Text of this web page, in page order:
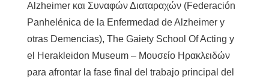
Alzheimer και Συναφών Διαταραχών (Federación
Panhelénica de la Enfermedad de Alzheimer y
otras Demencias), The Gaiety School Of Acting y
el Herakleidon Museum – Μουσείο Ηρακλειδών
para afrontar la fase final del trabajo principal del